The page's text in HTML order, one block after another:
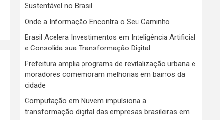
Sustentável no Brasil
Onde a Informação Encontra o Seu Caminho
Brasil Acelera Investimentos em Inteligência Artificial
e Consolida sua Transformação Digital
Prefeitura amplia programa de revitalização urbana e
moradores comemoram melhorias em bairros da
cidade
Computação em Nuvem impulsiona a
transformação digital das empresas brasileiras em